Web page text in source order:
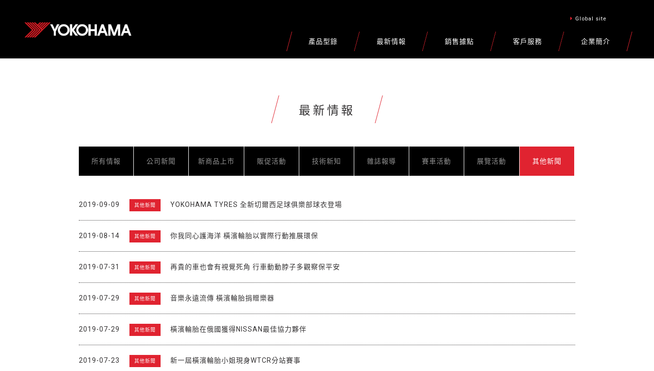
Global site
產品型錄 最新情報 銷售據點 客戶服務 企業簡介
最新情報
所有情報 公司新聞 新商品上市 販促活動 技術新知 雜誌報導 賽車活動 展覽活動 其他新聞
2019-09-09 其他新聞 YOKOHAMA TYRES 全新切爾西足球俱樂部球衣登場
2019-08-14 其他新聞 你我同心護海洋 橫濱輪胎以實際行動推展環保
2019-07-31 其他新聞 再貴的車也會有視覺死角 行車動動脖子多觀察保平安
2019-07-29 其他新聞 音樂永遠流傳 橫濱輪胎捐贈樂器
2019-07-29 其他新聞 橫濱輪胎在俄國獲得NISSAN最佳協力夥伴
2019-07-23 其他新聞 新一屆橫濱輪胎小姐現身WTCR分站賽事